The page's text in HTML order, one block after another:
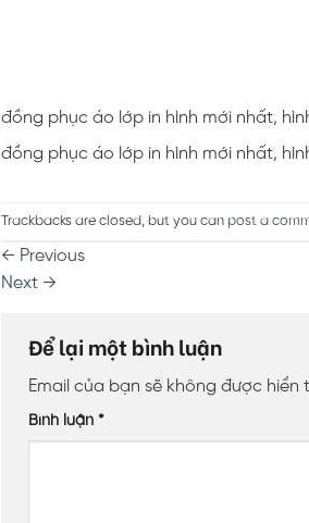
đồng phục áo lớp in hình mới nhất,
đồng phục áo lớp in hình mới nhất,
Trackbacks are closed, but you can post a
← Previous
Next →
Để lại một bình luận
Email của bạn sẽ không được hiển
Bình luận *